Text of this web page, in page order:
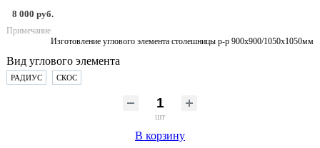
8 000 руб.
Примечание
Изготовление углового элемента столешницы р-р 900х900/1050х1050мм
Вид углового элемента
РАДИУС СКОС
шт
В корзину